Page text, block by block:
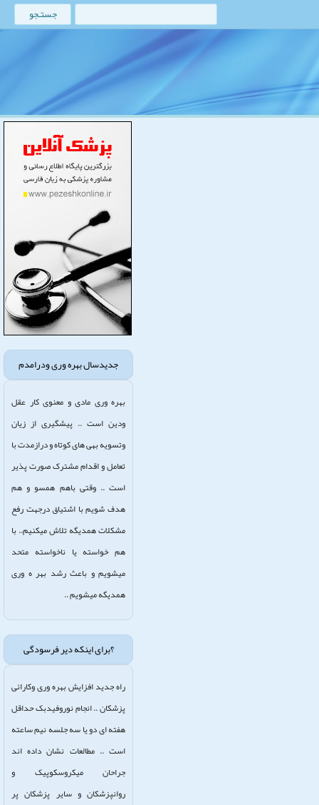
جدیدسال بهره وری ودرامدم
بهره وری مادی و معنوی کار عقل
ودین است .. پیشگیری از زیان
وتسویه بهی های کوتاه و درازمدت با
تعامل و اقدام مشترک صورت پذیر
است .. وقتی باهم همسو و هم
هدف شویم با اشتیاق درجهت رفع
مشکلات همدیگه تلاش میکنیم.. با
هم خواسته یا ناخواسته متحد
میشویم و باعث رشد بهر ه وری
همدیگه میشویم ..
؟برای اینکه دیر فرسودگی
راه جدید افزایش بهره وری وکارائی
پزشکان .. انجام نوروفیدبک حداقل
هفته ای دو یا سه جلسه نیم ساعته
است .. مطالعات نشان داده اند
جراحان میکروسکوپیک و
روانپزشکان و سایر پزشکان پر